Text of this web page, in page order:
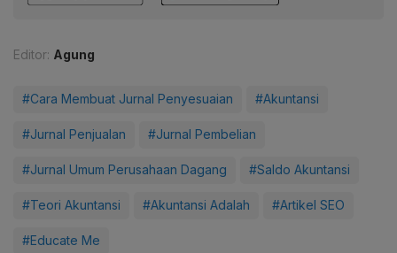
Editor: Agung
#Cara Membuat Jurnal Penyesuaian #Akuntansi
#Jurnal Penjualan #Jurnal Pembelian
#Jurnal Umum Perusahaan Dagang #Saldo Akuntansi
#Teori Akuntansi #Akuntansi Adalah #Artikel SEO
#Educate Me